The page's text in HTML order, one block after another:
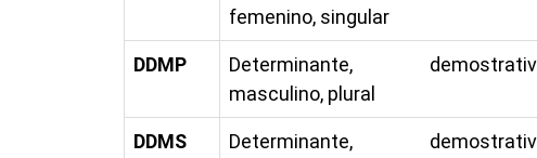
femenino, singular
DDMP
Determinante,
masculino, plural
DDMS
Determinante,